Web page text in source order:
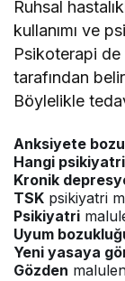
Ruhsal
kullanımı ve
Psikoterapi de
tarafından
Böylelikle
Anksiyete
Hangi
Kronik
TSK psikiyatri
Psikiyatri
Uyum
Yeni yasaya
Gözden